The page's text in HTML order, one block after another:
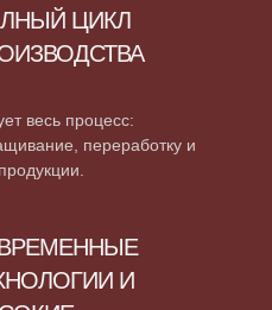
И
ЦИКЛ
весь процесс:
переработку и